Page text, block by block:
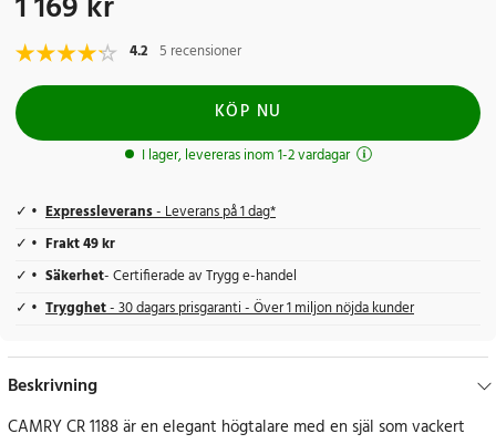
4.2 5 recensioner
KÖP NU
I lager, levereras inom 1-2 vardagar
Expressleverans- Leverans på 1 dag*
Frakt 49 kr
Säkerhet- Certifierade av Trygg e-handel
Trygghet- 30 dagars prisgaranti - Över 1 miljon nöjda kunder
Beskrivning
CAMRY CR 1188 är en elegant högtalare med en själ som vackert